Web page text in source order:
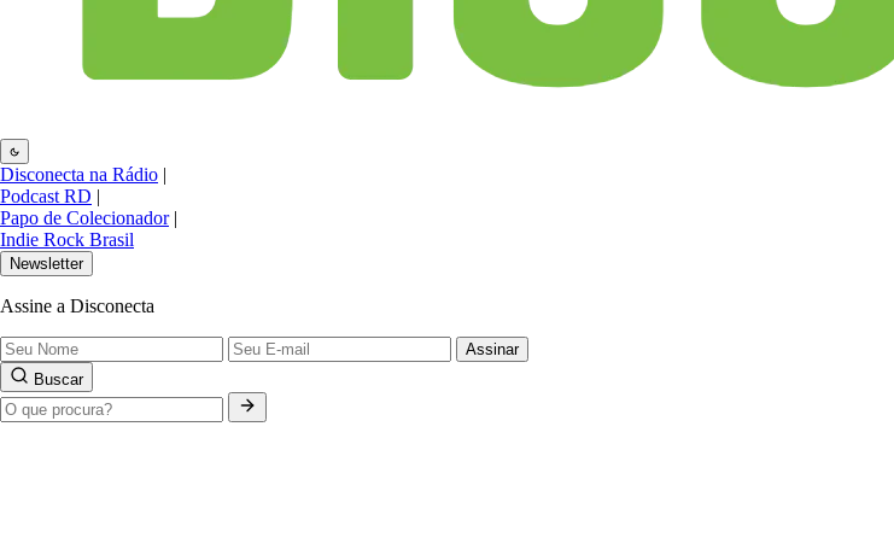
Disconecta na Rádio |
Podcast RD |
Papo de Colecionador |
Indie Rock Brasil
Newsletter
Assine a Disconecta
Assinar
Buscar